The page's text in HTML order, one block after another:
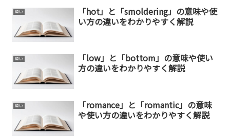
違い
「hot」と「smoldering」の意味や使
い方の違いをわかりやすく解説
違い
「low」と「bottom」の意味や使い
方の違いをわかりやすく解説
違い
「romance」と「romantic」の意味
や使い方の違いをわかりやすく解説